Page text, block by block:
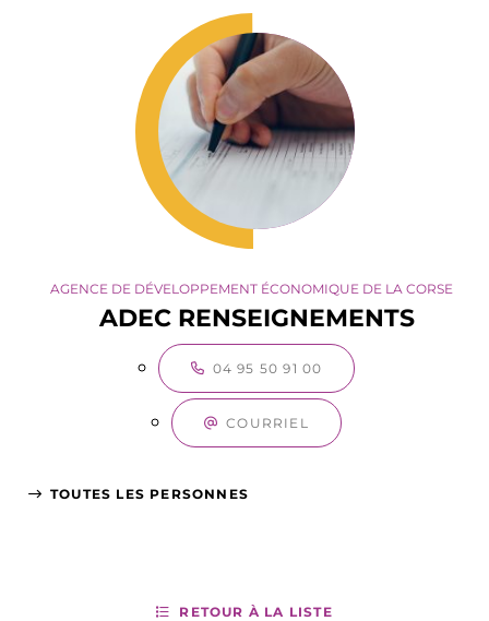
AGENCE DE DÉVELOPPEMENT ÉCONOMIQUE DE LA CORSE
ADEC RENSEIGNEMENTS
04 95 50 91 00
COURRIEL
TOUTES LES PERSONNES
RETOUR À LA LISTE